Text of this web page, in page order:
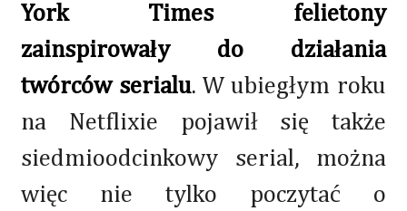
York Times felietony
zainspirowały do działania
twórców serialu. W ubiegłym roku
na Netflixie pojawił się także
siedmioodcinkowy serial, można
więc nie tylko poczytać o